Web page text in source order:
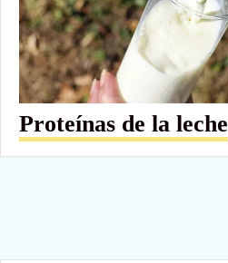
Proteínas de la leche